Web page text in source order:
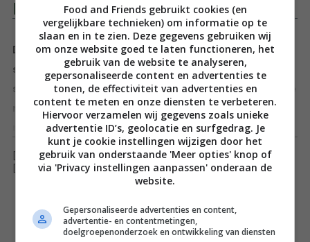
Productomschrijving
De Thaise keuken staat bekend om haar levendige
smaken waarin zoet, zuur, zout en pittig perfect
samenkomen. In dit boek komen verschillende Thaise
regio’s aan bod, elk met een ander smaakprofiel,
maar stuk voor stuk om je vingers bij af te likken.
De complete kookbijbel over de Thaise keuken
the Smile
in een prachtig uitgevoerd boek vol met
klassieke gerechten, achtergrondinformatie over de
Toon meer
[ywfbt_form product_id="34773"]
[recently_viewed_products]
Food and Friends gebruikt cookies (en
vergelijkbare technieken) om informatie op te
slaan en in te zien. Deze gegevens gebruiken wij
om onze website goed te laten functioneren, het
gebruik van de website te analyseren,
gepersonaliseerde content en advertenties te
tonen, de effectiviteit van advertenties en
content te meten en onze diensten te verbeteren.
Hiervoor verzamelen wij gegevens zoals unieke
advertentie ID’s, geolocatie en surfgedrag. Je
kunt je cookie instellingen wijzigen door het
gebruik van onderstaande 'Meer opties' knop of
via 'Privacy instellingen aanpassen' onderaan de
website.
Gepersonaliseerde advertenties en content,
advertentie- en contentmetingen,
doelgroepenonderzoek en ontwikkeling van diensten